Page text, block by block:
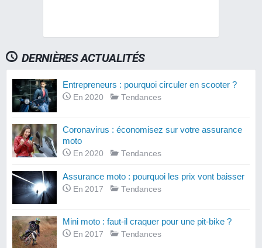
DERNIÈRES ACTUALITÉS
Entrepreneurs : pourquoi circuler en scooter ?
En 2020 Tendances
Coronavirus : économisez sur votre assurance
moto
En 2020 Tendances
Assurance moto : pourquoi les prix vont baisser
En 2017 Tendances
Mini moto : faut-il craquer pour une pit-bike ?
En 2017 Tendances